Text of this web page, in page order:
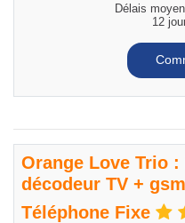
Délais
12
Orange Love Trio
décodeur TV +
Téléphone Fixe